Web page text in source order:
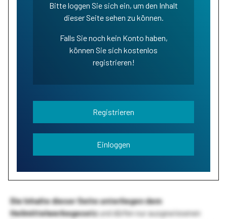
Bitte loggen Sie sich ein, um den Inhalt
dieser Seite sehen zu können.
Falls Sie noch kein Konto haben,
können Sie sich kostenlos
registrieren!
Registrieren
Einloggen
Die Inhalte dieser Seite unterliegen dem
Heilmittelwerbegesetzund dürfen nur ausgewiesenen